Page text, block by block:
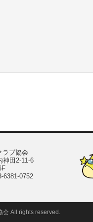
会All rights reserved.